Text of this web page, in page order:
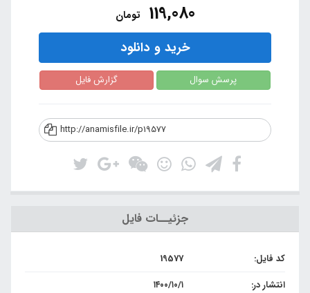
119,080 تومان
خرید و دانلود
پرسش سوال گزارش فایل
http://anamisfile.ir/p19577
جزئیــات فایل
کد فایل:
19577
انتشار در:
۱۴۰۰/۱۰/۱